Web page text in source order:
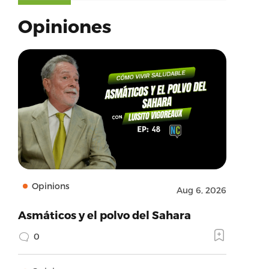
Opiniones
Opinions Aug 6, 2026
Asmáticos y el polvo del Sahara
0